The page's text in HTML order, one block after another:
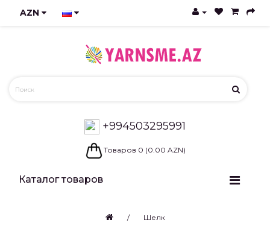
AZN
+994503295991
Товаров 0 (0.00 AZN)
Каталог товаров
Шелк